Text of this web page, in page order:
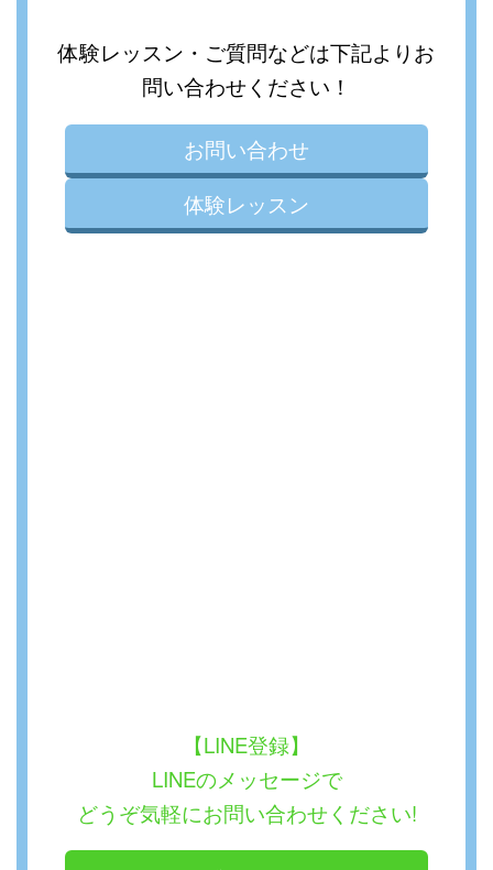
体験レッスン・ご質問などは下記よりお
問い合わせください！
お問い合わせ
体験レッスン
【LINE登録】
LINEのメッセージで
どうぞ気軽にお問い合わせください!